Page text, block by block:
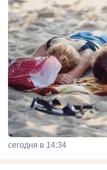
сегодня в 14:34